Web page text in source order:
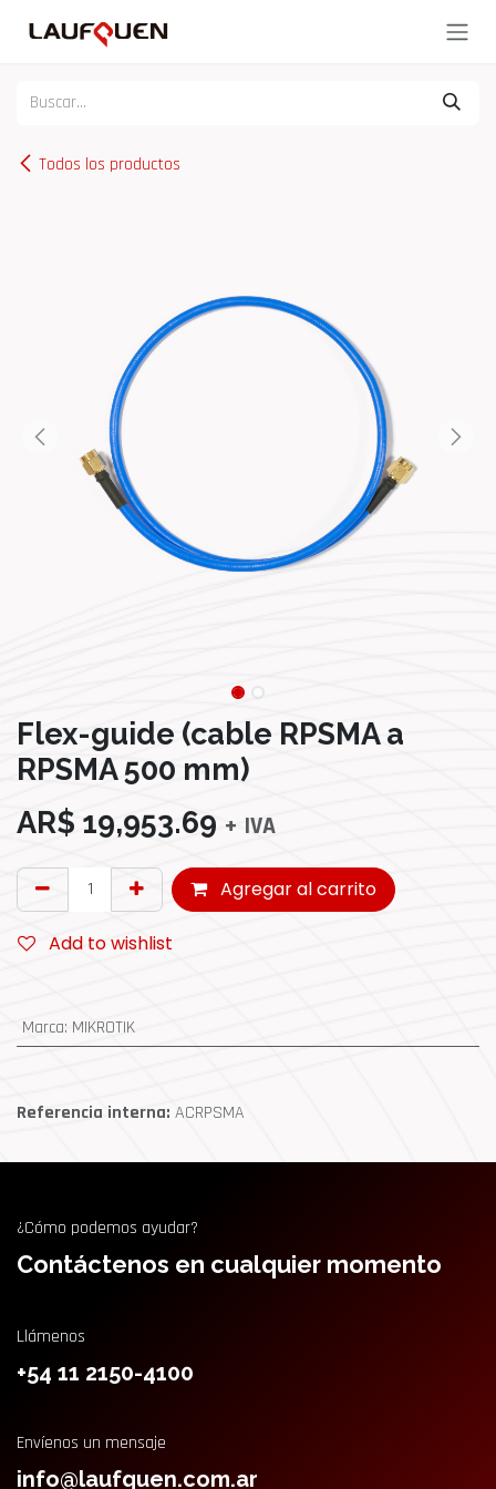
Todos los productos
Flex-guide (cable RPSMA a
RPSMA 500 mm)
AR$ 19,953.69 + IVA
Agregar al carrito
Add to wishlist
Marca: MIKROTIK
Referencia interna: ACRPSMA
¿Cómo podemos ayudar?
Contáctenos en cualquier momento
Llámenos
+54 11 2150-4100
Envíenos un mensaje
info@laufquen.com.ar